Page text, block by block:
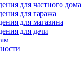
для частного дома
для гаража
для магазина
для дачи